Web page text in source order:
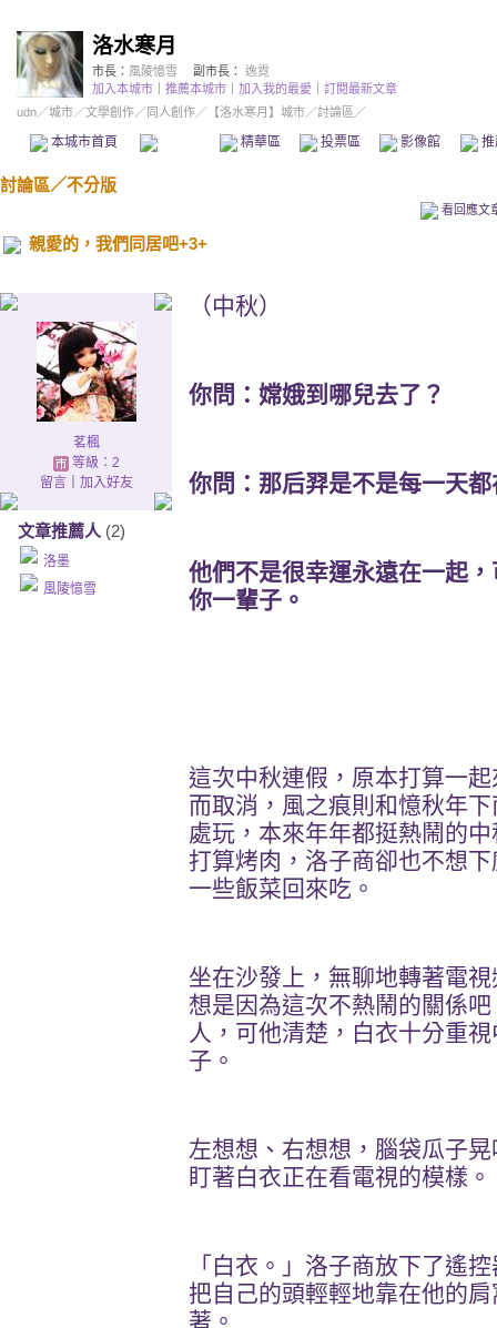
洛水寒月
市長： 風陵憶雪 副市長： 逸霓
加入本城市
推薦本城市 加入我的最愛
訂閱最新文章
udn／城市／文學創作／同人創作／ 【洛水寒月】城市／討論區／
本城市首頁 精華區 投票區 影像館
討論區／不分版
看回應文
親愛的，我們同居吧+3+
茗楓
等級：2
留言｜ 加入好友
文章推薦人 (2)
洛墨
風陵憶雪
（中秋）
你問：嫦娥到哪兒去了？
你問：那后羿是不是每一天
他們不是很幸運永遠在一起
你一輩子。
這次中秋連假，原本打算一
而取消，風之痕則和憶秋年
處玩，本來年年都挺熱鬧的
打算烤肉，洛子商卻也不想
一些飯菜回來吃。
坐在沙發上，無聊地轉著電
想是因為這次不熱鬧的關係
人，可他清楚，白衣十分重
子。
左想想、右想想，腦袋瓜子
盯著白衣正在看電視的模樣。
「白衣。」洛子商放下了遙
把自己的頭輕輕地靠在他的
著。